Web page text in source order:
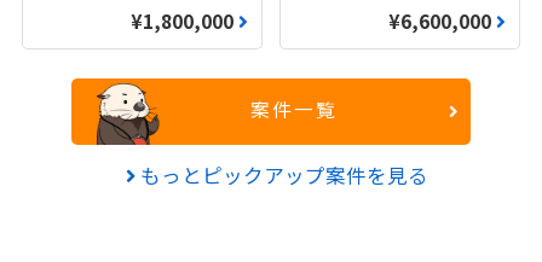
¥1,800,000 ¥6,600,000
案件一覧
もっとピックアップ案件を見る